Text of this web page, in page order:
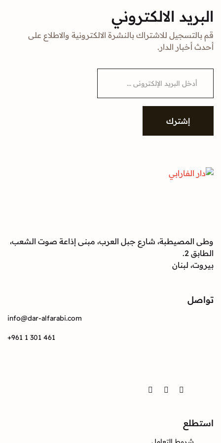
البريد الالكتروني
قم بالتسجيل للاشتراك بالنشرة الالكترونية والاطلاع على
أحدث أخبار الدار.
i
إشترك
وطى المصيطبة، شارع جبل العرب، مبنى إذاعة صوت الشعب،
الطابق 2.
بيروت، لبنان
تواصل
info@dar-alfarabi.com
+961 1 301 461
Facebook
Instagram
Twitter
استطلع